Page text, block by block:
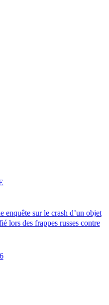
enquête sur le crash d’un objet
lors des frappes russes contre